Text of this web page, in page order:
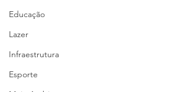
Educação
Lazer
Infraestrutura
Esporte